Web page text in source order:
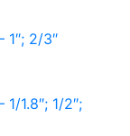
2/3″
1.8″; 1/2″;